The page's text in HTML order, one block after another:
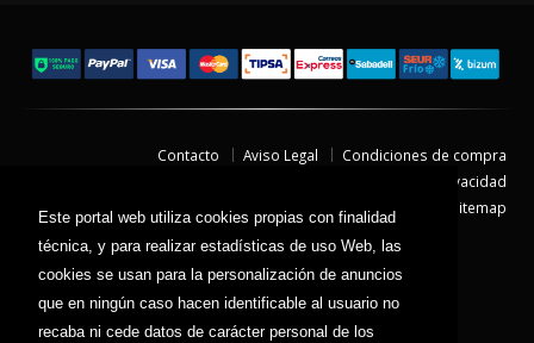
Este portal web utiliza cookies propias con finalidad
técnica, y para realizar estadísticas de uso Web, las
cookies se usan para la personalización de anuncios
que en ningún caso hacen identificable al usuario no
recaba ni cede datos de carácter personal de los
Contacto Aviso Legal
Condiciones de compra
Política de Privacidad
Política de Cookies
Sitemap
© 2026 - Todos los derechos reservados.